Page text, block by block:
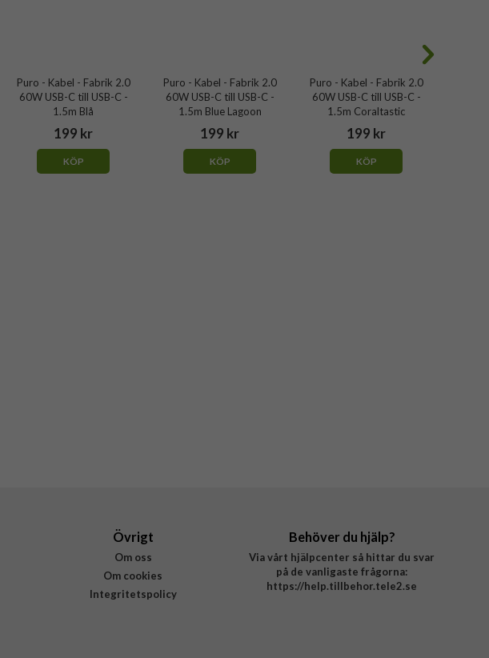
Puro - Kabel - Fabrik 2.0
60W USB-C till USB-C -
1.5m Blå
199 kr
KÖP
Puro - Kabel - Fabrik 2.0
60W USB-C till USB-C -
1.5m Blue Lagoon
199 kr
KÖP
Puro - Kabel - Fabrik 2.0
60W USB-C till USB-C -
1.5m Coraltastic
199 kr
KÖP
Övrigt
Om oss
Om cookies
Integritetspolicy
Behöver du hjälp?
Via vårt hjälpcenter så hittar du svar
på de vanligaste frågorna:
https://help.tillbehor.tele2.se